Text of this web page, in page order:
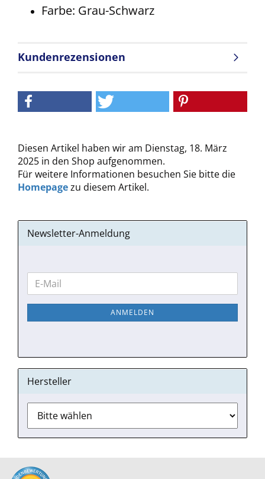
Farbe: Grau-Schwarz
Kundenrezensionen
Diesen Artikel haben wir am Dienstag, 18. März
2025 in den Shop aufgenommen.
Für weitere Informationen besuchen Sie bitte die
Homepagezu diesem Artikel.
Newsletter-Anmeldung
WEITER
ZUR
NEWSLETTER-
E-
Mail
ANMELDEN
Hersteller